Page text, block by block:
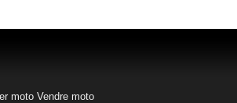
moto Vendre moto